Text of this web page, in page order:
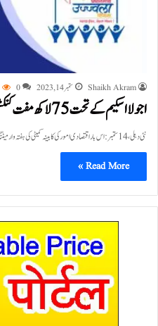
Shaikh Akram ستمبر 14, 2023 0
اجولا اسکیم کے تحت 75 لاکھ مفت کنکشن منظور کیے گئے
نئی دہلی،14ستمبر: اس بار اقتصادی امور کی کابینہ کمیٹی کی ہفتہ وار میٹنگ میں مرکزی حکومت نے اجولا 2.0 اسکیم…
Read More »